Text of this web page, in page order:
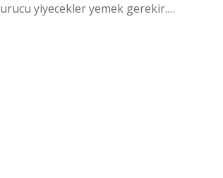
yiyecekler yemek gerekir.…